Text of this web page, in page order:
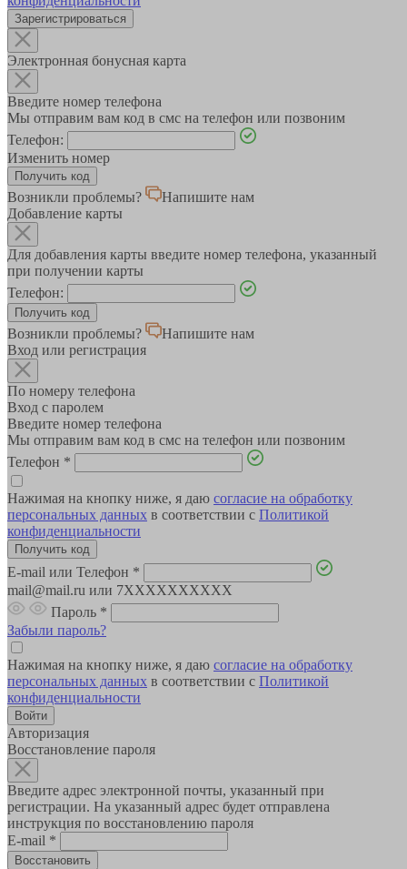
Зарегистрироваться
Электронная бонусная карта
Введите номер телефона
Мы отправим вам код в смс на телефон или позвоним
Телефон:
Изменить номер
Возникли проблемы?
Напишите нам
Добавление карты
Для добавления карты введите номер телефона, указанный
при получении карты
Телефон:
Возникли проблемы?
Напишите нам
Вход или регистрация
По номеру телефона
Вход с паролем
Введите номер телефона
Мы отправим вам код в смс на телефон или позвоним
Телефон *
Нажимая на кнопку ниже, я даю согласие на обработку
персональных данных в соответствии с Политикой
конфиденциальности
E-mail или Телефон *
mail@mail.ru или 7XXXXXXXXXX
Пароль *
Забыли пароль?
Нажимая на кнопку ниже, я даю согласие на обработку
персональных данных в соответствии с Политикой
конфиденциальности
Авторизация
Восстановление пароля
Введите адрес электронной почты, указанный при
регистрации. На указанный адрес будет отправлена
инструкция по восстановлению пароля
E-mail *